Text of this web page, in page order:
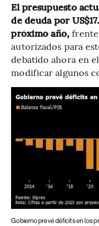
El presupuesto
de deuda por
próximo año, frente
autorizados para
debatido ahora en
modificar algunos
Gobierno prevé déficits en los